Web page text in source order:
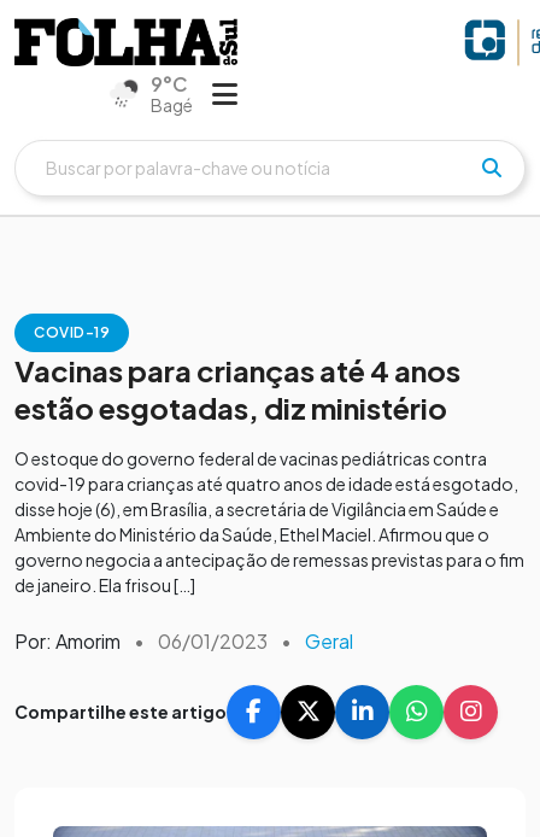
9°C
Bagé
COVID-19
Vacinas para crianças até 4 anos
estão esgotadas, diz ministério
O estoque do governo federal de vacinas pediátricas contra
covid-19 para crianças até quatro anos de idade está esgotado,
disse hoje (6), em Brasília, a secretária de Vigilância em Saúde e
Ambiente do Ministério da Saúde, Ethel Maciel. Afirmou que o
governo negocia a antecipação de remessas previstas para o fim
de janeiro. Ela frisou […]
Por: Amorim • 06/01/2023 • Geral
Compartilhe este artigo